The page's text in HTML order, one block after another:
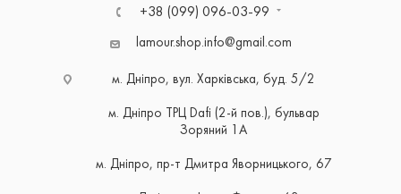
+38 (099) 096-03-99
lamour.shop.info@gmail.com
м. Дніпро, вул. Харківська, буд. 5/2
м. Дніпро ТРЦ Dafi (2-й пов.), бульвар
Зоряний 1А
м. Дніпро, пр-т Дмитра Яворницького, 67